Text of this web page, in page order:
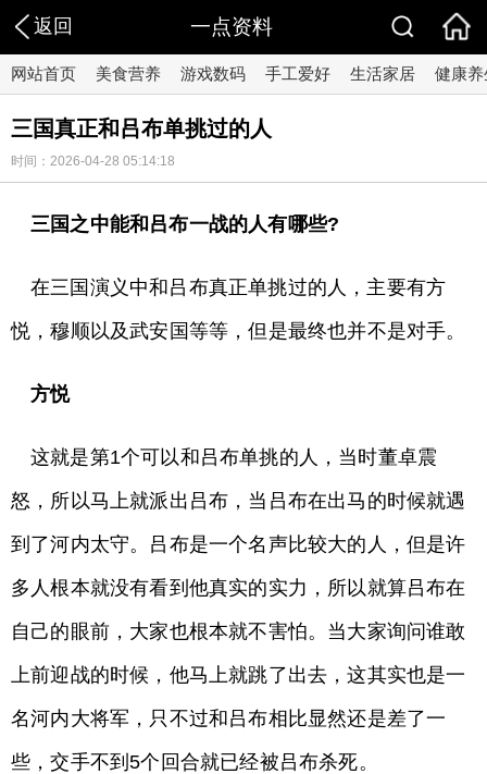
返回 一点资料
网站首页 美食营养 游戏数码 手工爱好 生活家居 健康养
三国真正和吕布单挑过的人
时间：2026-04-28 05:14:18
三国之中能和吕布一战的人有哪些?
在三国演义中和吕布真正单挑过的人，主要有方
悦，穆顺以及武安国等等，但是最终也并不是对手。
方悦
这就是第1个可以和吕布单挑的人，当时董卓震
怒，所以马上就派出吕布，当吕布在出马的时候就遇
到了河内太守。吕布是一个名声比较大的人，但是许
多人根本就没有看到他真实的实力，所以就算吕布在
自己的眼前，大家也根本就不害怕。当大家询问谁敢
上前迎战的时候，他马上就跳了出去，这其实也是一
名河内大将军，只不过和吕布相比显然还是差了一
些，交手不到5个回合就已经被吕布杀死。